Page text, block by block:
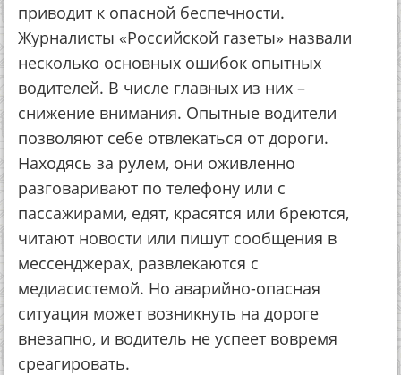
приводит к опасной беспечности.
Журналисты «Российской газеты» назвали
несколько основных ошибок опытных
водителей. В числе главных из них –
снижение внимания. Опытные водители
позволяют себе отвлекаться от дороги.
Находясь за рулем, они оживленно
разговаривают по телефону или с
пассажирами, едят, красятся или бреются,
читают новости или пишут сообщения в
мессенджерах, развлекаются с
медиасистемой. Но аварийно-опасная
ситуация может возникнуть на дороге
внезапно, и водитель не успеет вовремя
среагировать.